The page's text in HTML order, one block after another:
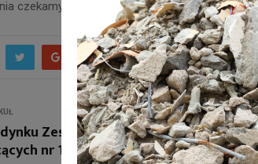
czekamy do wtorku 14 stycznia do godz.
Zespołu Szkół
nr 14